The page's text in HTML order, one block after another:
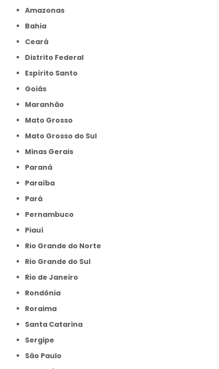
Amazonas
Bahia
Ceará
Distrito Federal
Espírito Santo
Goiás
Maranhão
Mato Grosso
Mato Grosso do Sul
Minas Gerais
Paraná
Paraíba
Pará
Pernambuco
Piauí
Rio Grande do Norte
Rio Grande do Sul
Rio de Janeiro
Rondônia
Roraima
Santa Catarina
Sergipe
São Paulo